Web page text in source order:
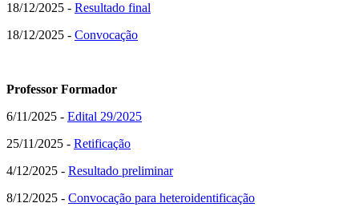
18/12/2025 - Resultado final
18/12/2025 - Convocação
Professor Formador
6/11/2025 - Edital 29/2025
25/11/2025 - Retificação
4/12/2025 - Resultado preliminar
8/12/2025 - Convocação para heteroidentificação